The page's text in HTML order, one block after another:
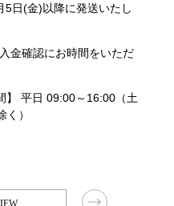
5日(金)以降に発送いたし
金確認にお時間をいただ
】 平日 09:00～16:00（土
）